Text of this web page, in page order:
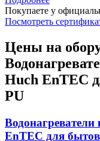
Покупаете у
Посмотреть
Цены на
Huch EnTEC
PU
Водонагреватели
EnTEC для